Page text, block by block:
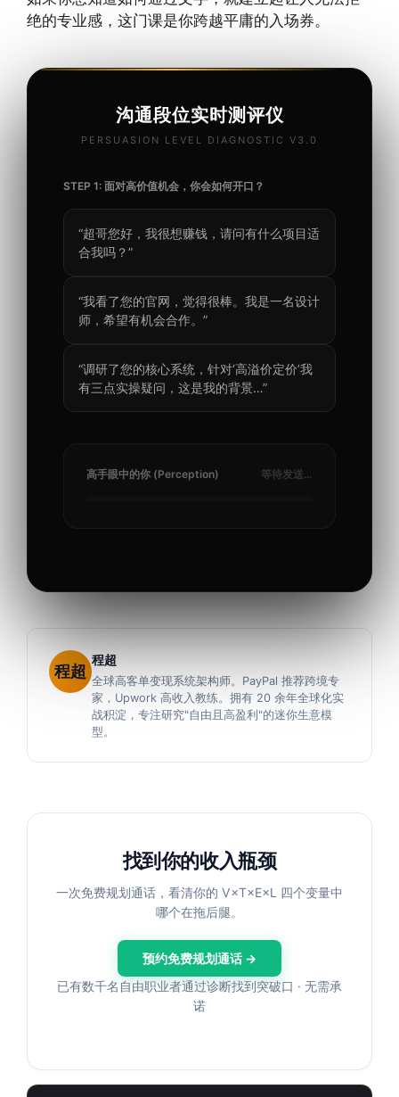
绝的专业感，这门课是你跨越平庸的入场券。
沟通段位实时测评仪
PERSUASION LEVEL DIAGNOSTIC V3.0
STEP 1: 面对高价值机会，你会如何开口？
“超哥您好，我很想赚钱，请问有什么项目适
合我吗？”
“我看了您的官网，觉得很棒。我是一名设计
师，希望有机会合作。”
“调研了您的核心系统，针对‘高溢价定价’我
有三点实操疑问，这是我的背景…”
高手眼中的你 (Perception) 等待发送…
程超
程超
全球高客单变现系统架构师。PayPal 推荐跨境专
家，Upwork 高收入教练。拥有 20 余年全球化实
战积淀，专注研究"自由且高盈利"的迷你生意模
型。
找到你的收入瓶颈
一次免费规划通话，看清你的 V×T×E×L 四个变量中
哪个在拖后腿。
预约免费规划通话 →
已有数千名自由职业者通过诊断找到突破口 · 无需承
诺